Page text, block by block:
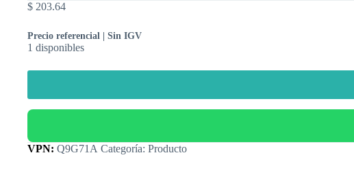
$ 203.64
Precio referencial | Sin IGV
1 disponibles
Categoría: Producto